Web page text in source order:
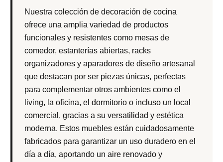
Nuestra colección de decoración de cocina
ofrece una amplia variedad de productos
funcionales y resistentes como mesas de
comedor, estanterías abiertas, racks
organizadores y aparadores de diseño artesanal
que destacan por ser piezas únicas, perfectas
para complementar otros ambientes como el
living, la oficina, el dormitorio o incluso un local
comercial, gracias a su versatilidad y estética
moderna. Estos muebles están cuidadosamente
fabricados para garantizar un uso duradero en el
día a día, aportando un aire renovado y